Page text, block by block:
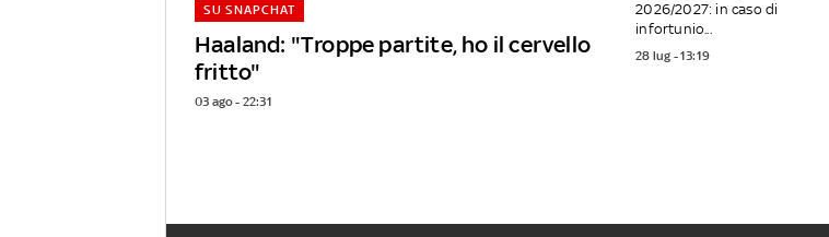
Haaland: "Troppe partite, ho il cervello
fritto"
SU SNAPCHAT
03 ago - 22:31
2026/2027: in caso di
infortunio...
28 lug - 13:19